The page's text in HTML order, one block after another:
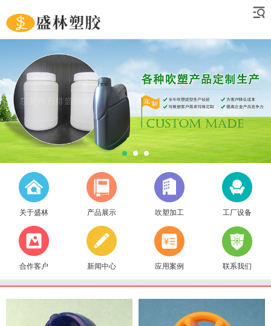
关于盛林 产品展示 吹塑加工 工厂设备
合作客户 新闻中心 应用案例 联系我们